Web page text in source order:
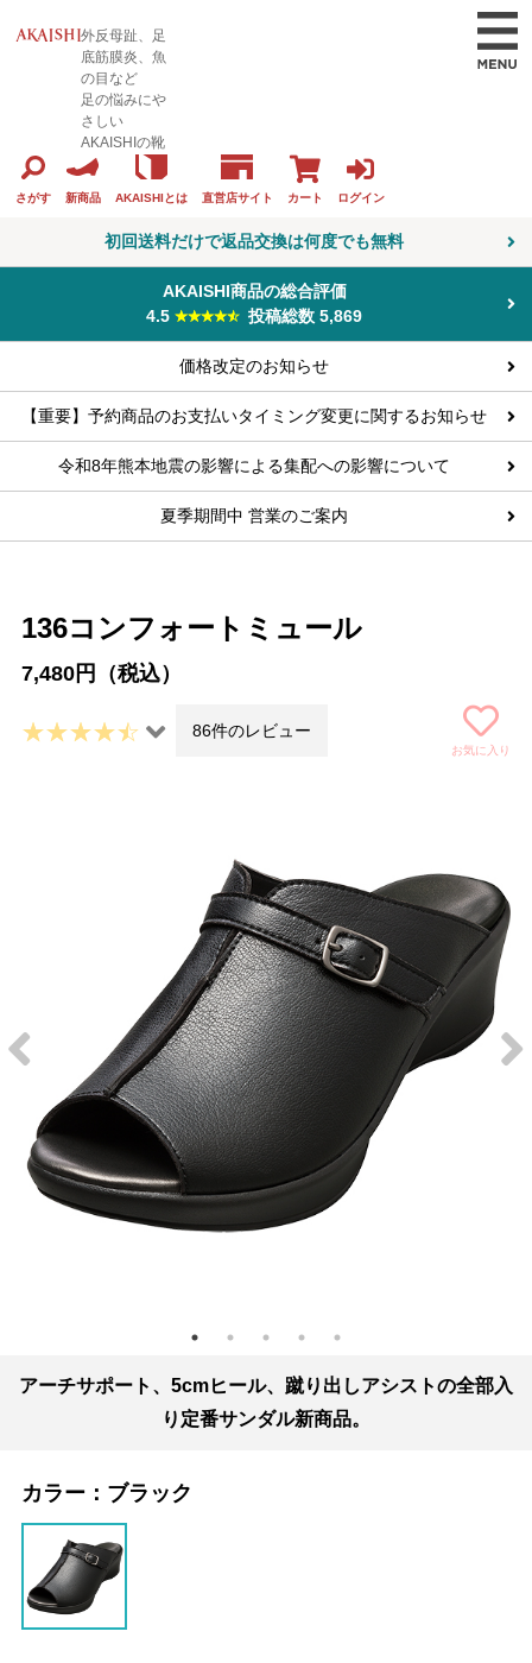
外反母趾、足
底筋膜炎、魚
の目など
足の悩みにや
さしい
AKAISHIの靴
さがす 新商品 AKAISHIとは 直営店サイト カート ログイン
初回送料だけで返品交換は何度でも無料
AKAISHI商品の総合評価
4.5
投稿総数 5,869
価格改定のお知らせ
【重要】予約商品のお支払いタイミング変更に関するお知らせ
令和8年熊本地震の影響による集配への影響について
夏季期間中 営業のご案内
136コンフォートミュール
7,480円（税込）
86件のレビュー
お気に入り
アーチサポート、5cmヒール、蹴り出しアシストの全部入
り定番サンダル新商品。
カラー： ブラック